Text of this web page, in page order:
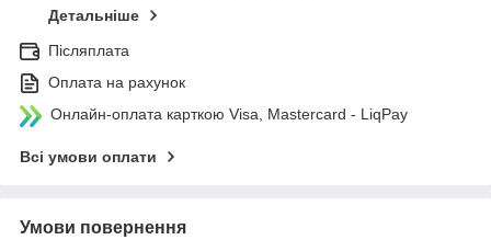
Детальніше
Післяплата
Оплата на рахунок
Онлайн-оплата карткою Visa, Mastercard - LiqPay
Всі умови оплати
Умови повернення